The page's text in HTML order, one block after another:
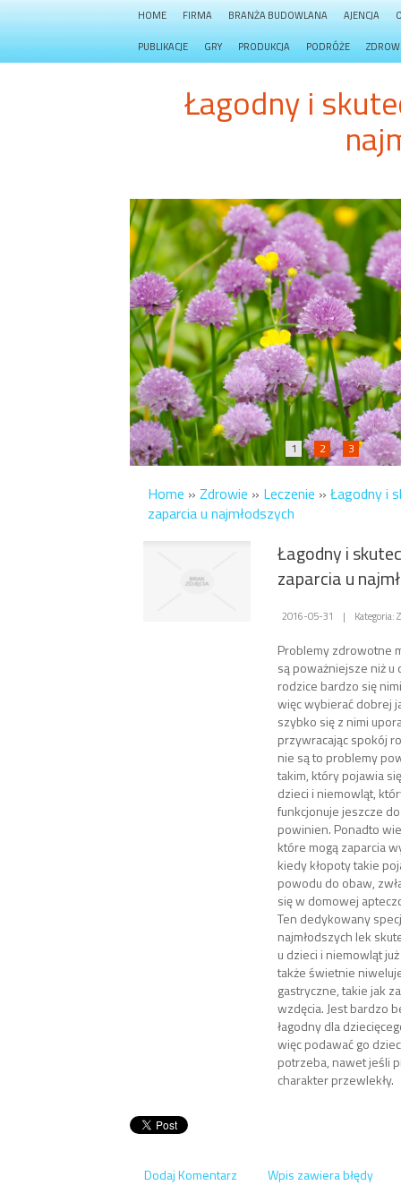
HOME FIRMA BRANŻA BUDOWLANA AJENCJA
PUBLIKACJE GRY PRODUKCJA PODRÓŻE
Łagodny i
1 2 3
Home » Zdrowie » Leczenie » Łagodny i
zaparcia u najmłodszych
Łagodny i
zaparcia u
2016-05-31 | Kategoria:
Problemy zdrowotne
są poważniejsze niż u
rodzice bardzo się
więc wybierać dobrej
szybko się z nimi
przywracając spokój
nie są to problemy
takim, który pojawia
dzieci i niemowląt,
funkcjonuje jeszcze
powinien. Ponadto
które mogą zaparcia
kiedy kłopoty takie
powodu do obaw,
się w domowej
Ten dedykowany
najmłodszych lek
u dzieci i niemowląt
także świetnie
gastryczne, takie jak
wzdęcia. Jest bardzo
łagodny dla
więc podawać go
potrzeba, nawet jeśli
charakter przewlekły.
Dodaj Komentarz Wpis zawiera błędy